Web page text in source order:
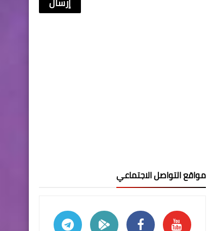
مواقع التواصل الاجتماعي